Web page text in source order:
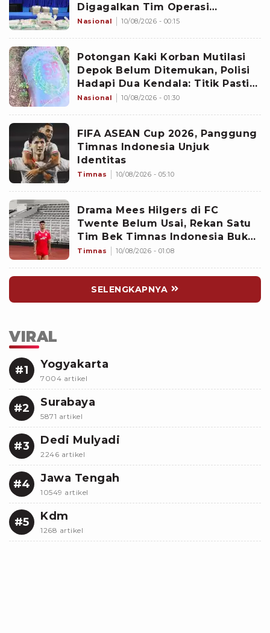
Digagalkan Tim Operasi
Gabungan di Perairan Natuna
Nasional 10/08/2026 - 00:15
Potongan Kaki Korban Mutilasi
Depok Belum Ditemukan, Polisi
Hadapi Dua Kendala: Titik Pasti
Tersangka Membuangnya dan
Nasional 10/08/2026 - 01:30
FIFA ASEAN Cup 2026, Panggung
Timnas Indonesia Unjuk
Identitas
Timnas 10/08/2026 - 05:10
Drama Mees Hilgers di FC
Twente Belum Usai, Rekan Satu
Tim Bek Timnas Indonesia Buka
Suara: Kedua Pihak Saling
Timnas 10/08/2026 - 01:08
SELENGKAPNYA
VIRAL
#1 Yogyakarta
7004 artikel
#2 Surabaya
5871 artikel
#3 Dedi Mulyadi
2246 artikel
#4 Jawa Tengah
10549 artikel
#5 Kdm
1268 artikel